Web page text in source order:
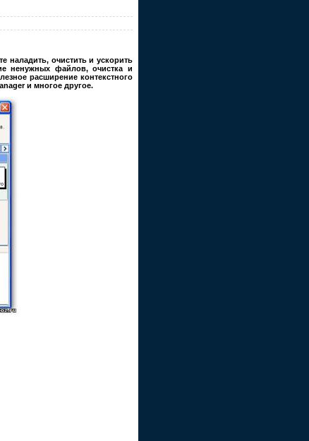
наладить, очистить и ускорить
ненужных файлов, очистка и
расширение контекстного
и многое другое.